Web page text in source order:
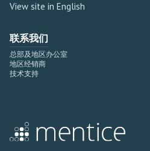
View site in English
联系我们
总部及地区办公室
地区经销商
技术支持